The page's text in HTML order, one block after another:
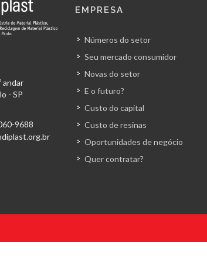
andar
- SP
9688
EMPRESA
Números do setor
Seu mercado consumidor
Novas do setor
E o futuro?
Custo do capital
Custo de resinas
Oportunidades de negócio
Quer contratar?
reservados. Sindiplast.